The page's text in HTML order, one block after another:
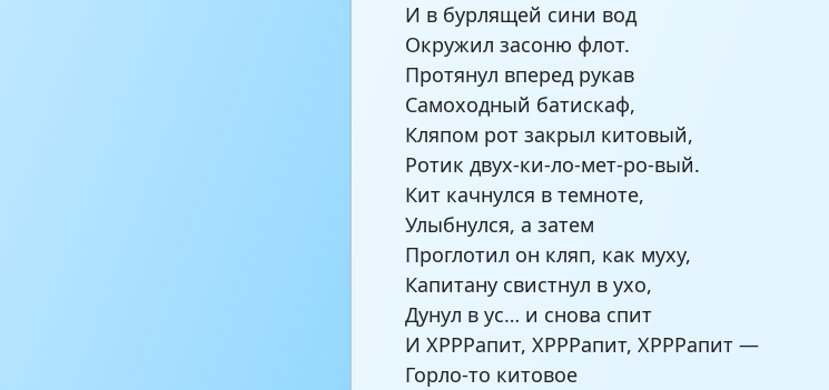
И в бурлящей сини вод
Окружил засоню флот.
Протянул вперед рукав
Самоходный батискаф,
Кляпом рот закрыл китовый,
Ротик двух-ки-ло-мет-ро-вый.
Кит качнулся в темноте,
Улыбнулся, а затем
Проглотил он кляп, как муху,
Капитану свистнул в ухо,
Дунул в ус… и снова спит
И ХРРРапит, ХРРРапит, ХРРРапит —
Горло-то китовое